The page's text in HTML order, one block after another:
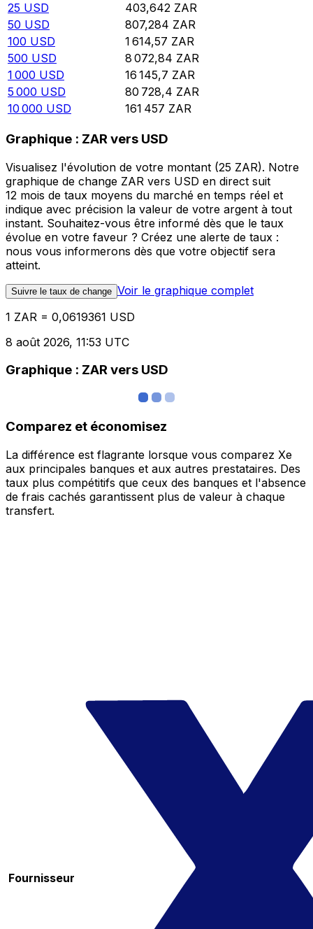
25 USD 403,642 ZAR
50 USD 807,284 ZAR
100 USD 1 614,57 ZAR
500 USD 8 072,84 ZAR
1 000 USD 16 145,7 ZAR
5 000 USD 80 728,4 ZAR
10 000 USD 161 457 ZAR
Graphique : ZAR vers USD
Visualisez l'évolution de votre montant (25 ZAR). Notre
graphique de change ZAR vers USD en direct suit
12 mois de taux moyens du marché en temps réel et
indique avec précision la valeur de votre argent à tout
instant. Souhaitez-vous être informé dès que le taux
évolue en votre faveur ? Créez une alerte de taux :
nous vous informerons dès que votre objectif sera
atteint.
Suivre le taux de change Voir le graphique complet
1 ZAR = 0,0619361 USD
8 août 2026, 11:53 UTC
Graphique : ZAR vers USD
Comparez et économisez
La différence est flagrante lorsque vous comparez Xe
aux principales banques et aux autres prestataires. Des
taux plus compétitifs que ceux des banques et l'absence
de frais cachés garantissent plus de valeur à chaque
transfert.
Fournisseur